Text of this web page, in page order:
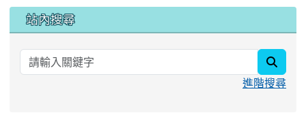
站內搜尋
進階搜尋